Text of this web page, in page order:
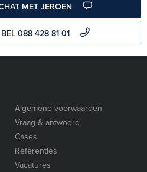
MET JEROEN
BEL 088 428 81 01
Algemene voorwaarden
Vraag & antwoord
Cases
Referenties
Vacatures